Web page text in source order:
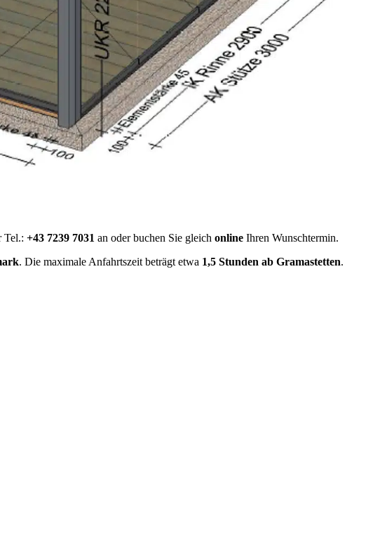
Tel.: +43 7239 7031 an oder buchen Sie gleich online Ihren Wunschtermin.
. Die maximale Anfahrtszeit beträgt etwa 1,5 Stunden ab Gramastetten.